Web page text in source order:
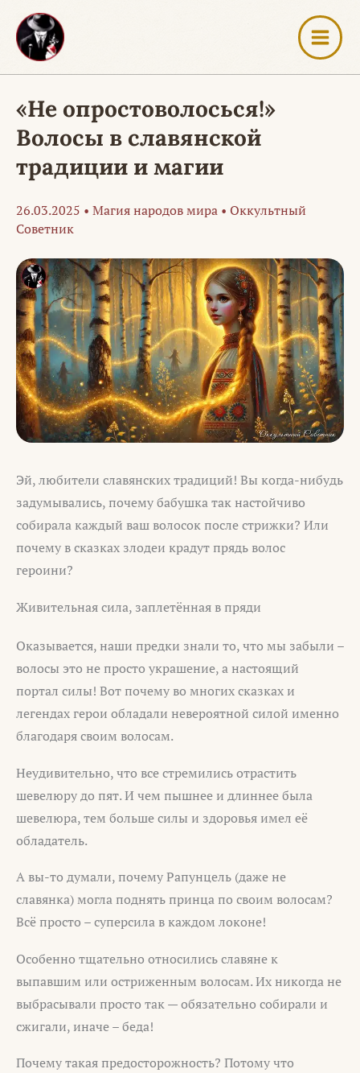
Перейти
содержимому
«Не опростоволосься!»
Волосы в славянской
традиции и магии
26.03.2025 • Магия народов мира • Оккультный
Советник
Эй, любители славянских традиций! Вы когда-нибудь
задумывались, почему бабушка так настойчиво
собирала каждый ваш волосок после стрижки? Или
почему в сказках злодеи крадут прядь волос
героини?
Живительная сила, заплетённая в пряди
Оказывается, наши предки знали то, что мы забыли –
волосы это не просто украшение, а настоящий
портал силы! Вот почему во многих сказках и
легендах герои обладали невероятной силой именно
благодаря своим волосам.
Неудивительно, что все стремились отрастить
шевелюру до пят. И чем пышнее и длиннее была
шевелюра, тем больше силы и здоровья имел её
обладатель.
А вы-то думали, почему Рапунцель (даже не
славянка) могла поднять принца по своим волосам?
Всё просто – суперсила в каждом локоне!
Особенно тщательно относились славяне к
выпавшим или остриженным волосам. Их никогда не
выбрасывали просто так — обязательно собирали и
сжигали, иначе – беда!
Почему такая предосторожность? Потому что